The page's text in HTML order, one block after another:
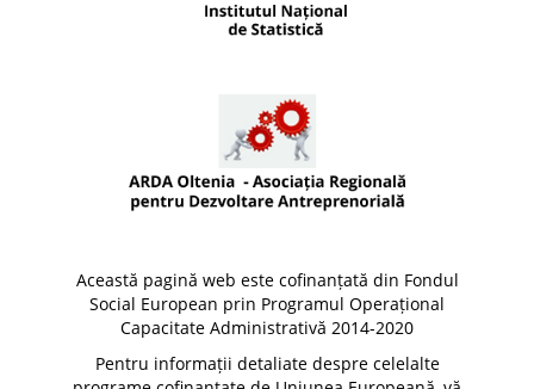
Această pagină web este cofinanțată din Fondul
Social European prin Programul Operațional
Capacitate Administrativă 2014-2020
Pentru informații detaliate despre celelalte